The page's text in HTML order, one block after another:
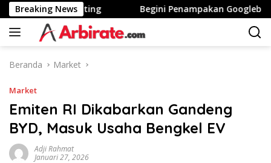
Langsung
ke
konten
Breaking News
Tinggi Stunting Begini Penampakan Googlebook
Beranda Market
Market
Emiten RI Dikabarkan Gandeng
BYD, Masuk Usaha Bengkel EV
Adji Rahmat
Januari 27, 2026